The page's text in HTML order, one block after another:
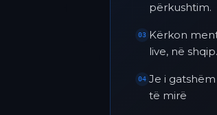
përkushtim.
03 Kërkon
live, në
04 Je i
të mirë